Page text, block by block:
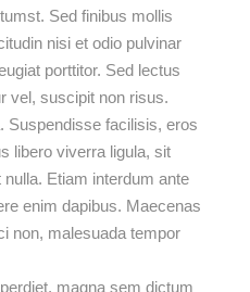
Sed finibus mollis
nisi et odio pulvinar
porttitor. Sed lectus
vel, suscipit non risus.
Suspendisse facilisis, eros
libero viverra ligula, sit
Etiam interdum ante
enim dapibus. Maecenas
non, malesuada tempor
magna sem dictum